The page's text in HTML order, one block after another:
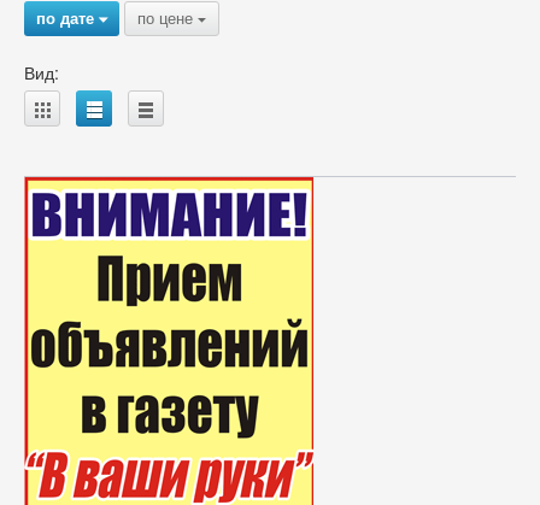
по дате{ по цене {
Вид:
A B C